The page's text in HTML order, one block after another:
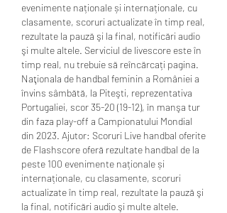
evenimente naționale și internaționale, cu
clasamente, scoruri actualizate în timp real,
rezultate la pauză şi la final, notificări audio
şi multe altele. Serviciul de livescore este în
timp real, nu trebuie să reîncărcați pagina.
Naţionala de handbal feminin a României a
învins sâmbătă, la Piteşti, reprezentativa
Portugaliei, scor 35-20 (19-12), în manşa tur
din faza play-off a Campionatului Mondial
din 2023. Ajutor: Scoruri Live handbal oferite
de Flashscore oferă rezultate handbal de la
peste 100 evenimente naționale și
internaționale, cu clasamente, scoruri
actualizate în timp real, rezultate la pauză şi
la final, notificări audio şi multe altele.